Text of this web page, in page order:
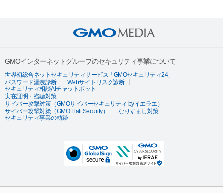
GMOインターネットグループのセキュリティ事業について
世界初総合ネットセキュリティサービス「GMOセキュリティ24」
パスワード漏洩診断
Webサイトリスク診断
セキュリティ相談AIチャットボット
実在証明・盗聴対策
サイバー攻撃対策（GMOサイバーセキュリティ byイエラエ）
サイバー攻撃対策（GMO Flatt Security）
なりすまし対策
セキュリティ事業の軌跡